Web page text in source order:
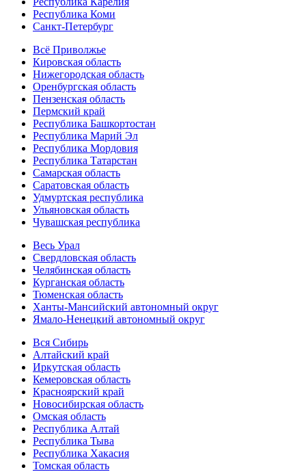
Республика Коми
Санкт-Петербург
Всё Приволжье
Кировская область
Нижегородская область
Оренбургская область
Пензенская область
Пермский край
Республика Башкортостан
Республика Марий Эл
Республика Мордовия
Республика Татарстан
Самарская область
Саратовская область
Удмуртская республика
Ульяновская область
Чувашская республика
Весь Урал
Свердловская область
Челябинская область
Курганская область
Тюменская область
Ханты-Мансийский автономный округ
Ямало-Ненецкий автономный округ
Вся Сибирь
Алтайский край
Иркутская область
Кемеровская область
Красноярский край
Новосибирская область
Омская область
Республика Алтай
Республика Тыва
Республика Хакасия
Томская область